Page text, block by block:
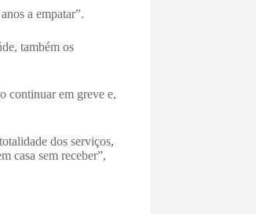
a empatar”.
também os
continuar em greve e,
dos serviços,
casa sem receber”,